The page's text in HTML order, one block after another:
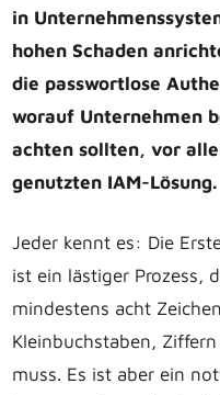
in
hohen Schaden
die passwortlose
worauf Unternehmen
achten sollten, vor
genutzten IAM-Lösung.
Jeder kennt es: Die
ist ein lästiger Prozess,
mindestens acht
Kleinbuchstaben,
muss. Es ist aber ein